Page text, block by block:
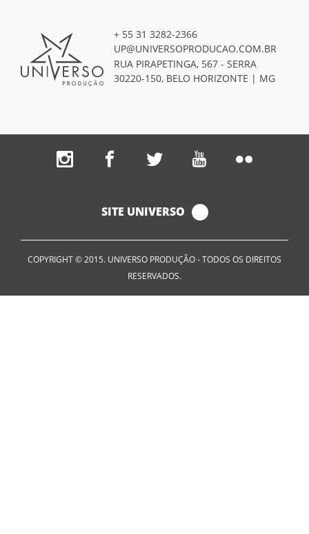
+ 55 31 3282-2366
UP@UNIVERSOPRODUCAO.COM.BR
RUA PIRAPETINGA, 567 - SERRA
30220-150, BELO HORIZONTE | MG
SITE UNIVERSO
COPYRIGHT © 2015. UNIVERSO PRODUÇÃO - TODOS OS DIREITOS
RESERVADOS.